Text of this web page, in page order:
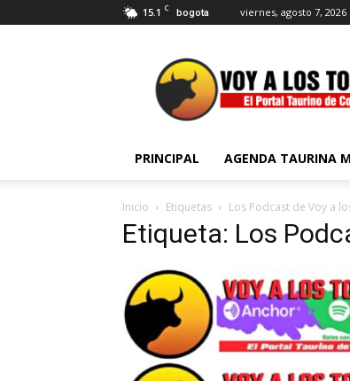
15.1 C bogota viernes, agosto 7, 2026
Voy
a
Los
Toros
PRINCIPAL AGENDA TAURINA
Inicio Etiquetas Los Podcast de Voy a
Etiqueta: Los